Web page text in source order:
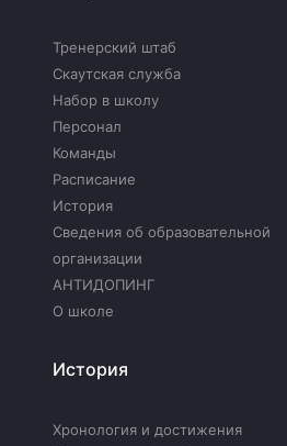
Тренерский штаб
Скаутская служба
Набор в школу
Персонал
Команды
Расписание
История
Сведения об образовательной
организации
АНТИДОПИНГ
О школе
История
Хронология и достижения